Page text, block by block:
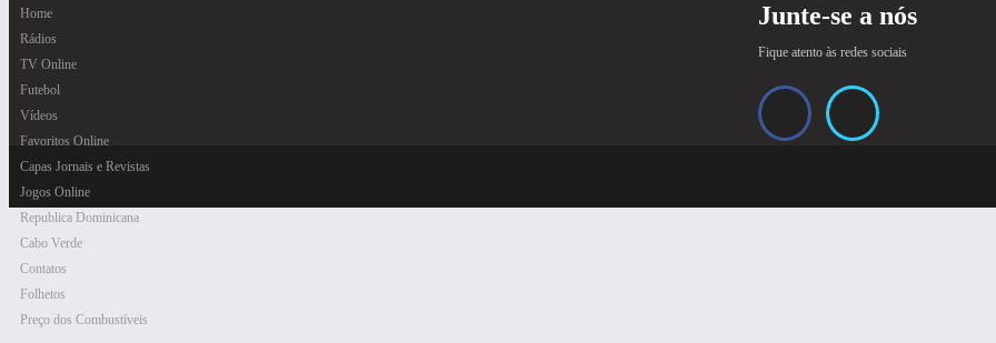
Home
Rádios
TV Online
Futebol
Vídeos
Favoritos Online
Capas Jornais e Revistas
Jogos Online
Republica Dominicana
Cabo Verde
Contatos
Folhetos
Preço dos Combustíveis
Junte-se a nós
Fique atento às redes sociais